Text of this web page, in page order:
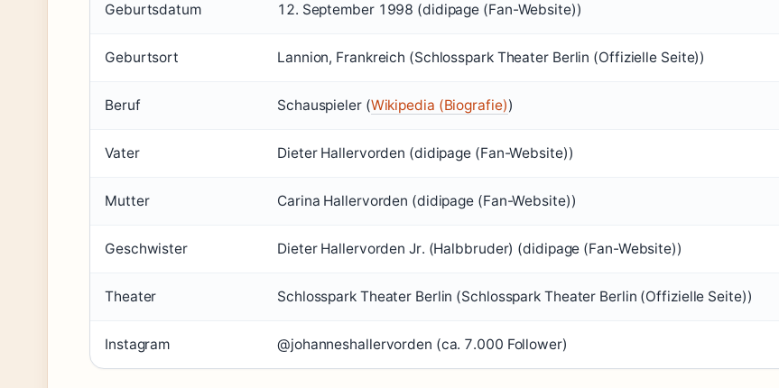
Geburtsdatum 12. September 1998 (didipage (Fan-Website))
Geburtsort Lannion, Frankreich (Schlosspark Theater Berlin (Offizielle Seite))
Beruf Schauspieler (Wikipedia (Biografie))
Vater Dieter Hallervorden (didipage (Fan-Website))
Mutter Carina Hallervorden (didipage (Fan-Website))
Geschwister Dieter Hallervorden Jr. (Halbbruder) (didipage (Fan-Website))
Theater Schlosspark Theater Berlin (Schlosspark Theater Berlin (Offizielle Seite))
Instagram @johanneshallervorden (ca. 7.000 Follower)